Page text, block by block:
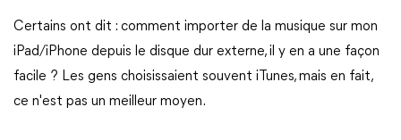
Certains ont dit : comment importer de la musique sur mon
iPad/iPhone depuis le disque dur externe, il y en a une façon
facile ? Les gens choisissaient souvent iTunes, mais en fait,
ce n'est pas un meilleur moyen.